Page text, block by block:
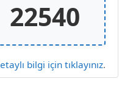
22540
bilgi için tıklayınız.